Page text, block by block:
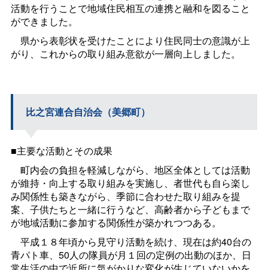
活動を行うことで地域住民相互の連携と融和を図ること
ができました。
県から表彰状を受けたことにより住民同士の意識が上
がり、これからの取り組み意欲が一層向上しました。
比之宮連合自治会（美郷町）
■主要な活動とその成果
町内会の負担を軽減しながら、地区全体としては活動
が維持・向上する取り組みを実施し、者世代も自ら楽し
み関係性も築きながら、季節に合わせた取り組みを提
案、子供たちと一緒に行うなど、高齢者から子どもまで
が地域活動に参加する関係性が築かれつつある。
平成１８年頃から見守り活動を続け、現在は約40台の
青パト車、50人の隊員が月１回の定例の出動のほか、日